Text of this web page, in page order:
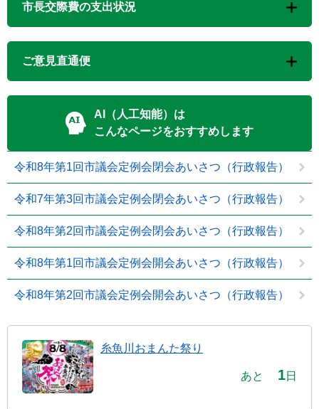
市長交際費の支出状況
ご意見直通便
AI（人工知能）は
こんなページをおすすめします
令和8年第1回市議会定例会閉会あいさつ（行政報告）
令和7年第3回市議会定例会閉会あいさつ（行政報告）
令和8年第2回市議会定例会閉会あいさつ（行政報告）
令和8年第1回市議会定例会開会あいさつ（行政報告）
令和8年第2回市議会定例会開会あいさつ（行政報告）
糸魚川おまんた祭り
あと 1日